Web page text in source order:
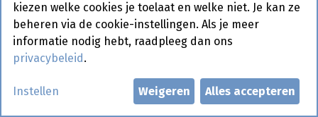
Zwarte Sesam Ijs La Venezia 5 L
Bestelartikel
kiezen welke cookies je toelaat en welke niet. Je kan ze
beheren via de cookie-instellingen. Als je meer
informatie nodig hebt, raadpleeg dan ons
privacybeleid .
Instellen Weigeren Alles accepteren